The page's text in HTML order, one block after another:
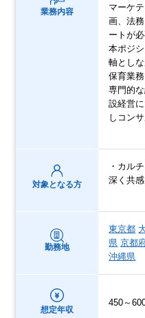
業務内容
マーケ
画、法
ートが必
本ポジ
軸とし
保育業
専門的
設経営
しコン
対象となる方
・カル
深く共
勤務地
東京都
県 京都
沖縄県
想定年収
450～